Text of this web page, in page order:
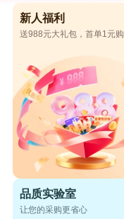
新人福利
送988元大礼包，首单1元购
品质实验室
让您的采购更省心